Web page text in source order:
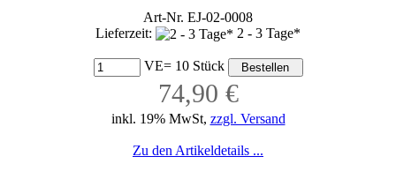
Art-Nr. EJ-02-0008
Lieferzeit:
2 - 3 Tage*
VE= 10 Stück
74,90 €
inkl. 19% MwSt, zzgl. Versand
Zu den Artikeldetails ...